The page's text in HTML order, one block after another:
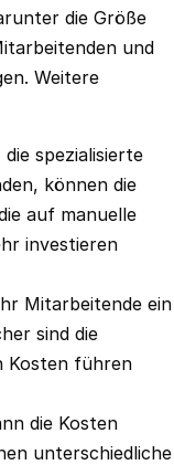
die Größe
und
Weitere
spezialisierte
können die
auf manuelle
investieren
Mitarbeitende ein
sind die
Kosten führen
die Kosten
unterschiedliche